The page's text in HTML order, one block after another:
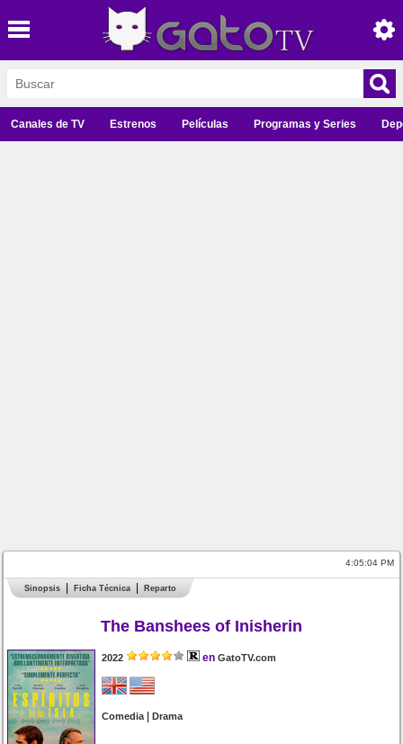
Canales de TV Estrenos Películas Programas y Series
4:05:04 PM
Sinopsis Ficha Técnica Reparto
The Banshees of Inisherin
2022 en GatoTV.com
Comedia|Drama